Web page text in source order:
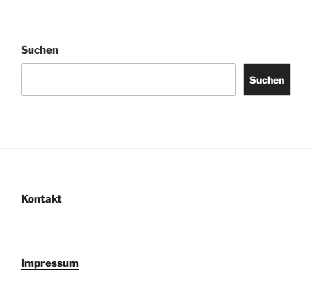
Suchen
Suchen
Kontakt
Impressum